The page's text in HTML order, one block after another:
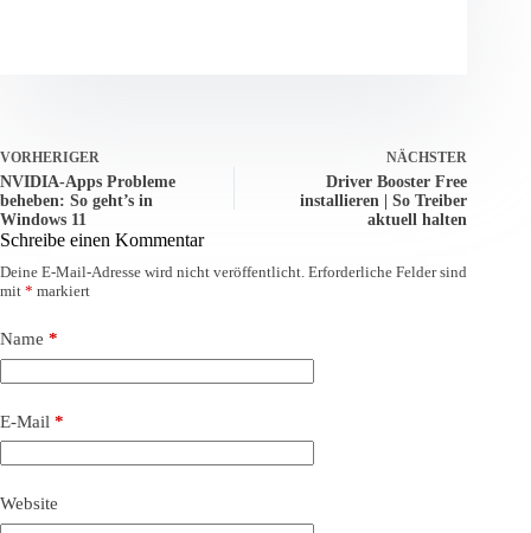
VORHERIGER
NVIDIA-Apps Probleme
beheben: So geht’s in
Windows 11
NÄCHSTER
Driver Booster Free
installieren | So Treiber
aktuell halten
Schreibe einen Kommentar
Deine E-Mail-Adresse wird nicht veröffentlicht. Erforderliche Felder sind
mit * markiert
Name *
E-Mail *
Website